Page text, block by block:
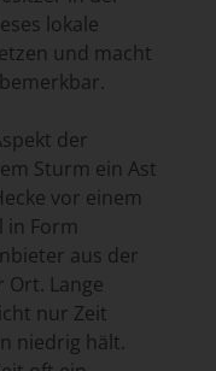
lokale
und macht
der
Sturm ein Ast
vor einem
in Form
aus der
Ort. Lange
nur Zeit
niedrig hält.